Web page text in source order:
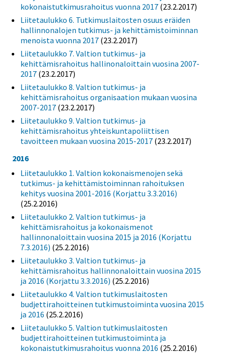
kokonaistutkimusrahoitus vuonna 2017 (23.2.2017)
Liitetaulukko 6. Tutkimuslaitosten osuus eräiden
hallinnonalojen tutkimus- ja kehittämistoiminnan
menoista vuonna 2017 (23.2.2017)
Liitetaulukko 7. Valtion tutkimus- ja
kehittämisrahoitus hallinonaloittain vuosina 2007-
2017 (23.2.2017)
Liitetaulukko 8. Valtion tutkimus- ja
kehittämisrahoitus organisaation mukaan vuosina
2007-2017 (23.2.2017)
Liitetaulukko 9. Valtion tutkimus- ja
kehittämisrahoitus yhteiskuntapoliittisen
tavoitteen mukaan vuosina 2015-2017 (23.2.2017)
2016
Liitetaulukko 1. Valtion kokonaismenojen sekä
tutkimus- ja kehittämistoiminnan rahoituksen
kehitys vuosina 2001-2016 (Korjattu 3.3.2016)
(25.2.2016)
Liitetaulukko 2. Valtion tutkimus- ja
kehittämisrahoitus ja kokonaismenot
hallinnonaloittain vuosina 2015 ja 2016 (Korjattu
7.3.2016) (25.2.2016)
Liitetaulukko 3. Valtion tutkimus- ja
kehittämisrahoitus hallinnonaloittain vuosina 2015
ja 2016 (Korjattu 3.3.2016) (25.2.2016)
Liitetaulukko 4. Valtion tutkimuslaitosten
budjettirahoitteinen tutkimustoiminta vuosina 2015
ja 2016 (25.2.2016)
Liitetaulukko 5. Valtion tutkimuslaitosten
budjettirahoitteinen tutkimustoiminta ja
kokonaistutkimusrahoitus vuonna 2016 (25.2.2016)